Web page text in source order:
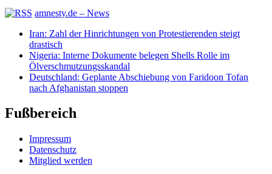
amnesty.de – News
Iran: Zahl der Hinrichtungen von Protestierenden steigt
drastisch
Nigeria: Interne Dokumente belegen Shells Rolle im
Ölverschmutzungsskandal
Deutschland: Geplante Abschiebung von Faridoon Tofan
nach Afghanistan stoppen
Fußbereich
Impressum
Datenschutz
Mitglied werden